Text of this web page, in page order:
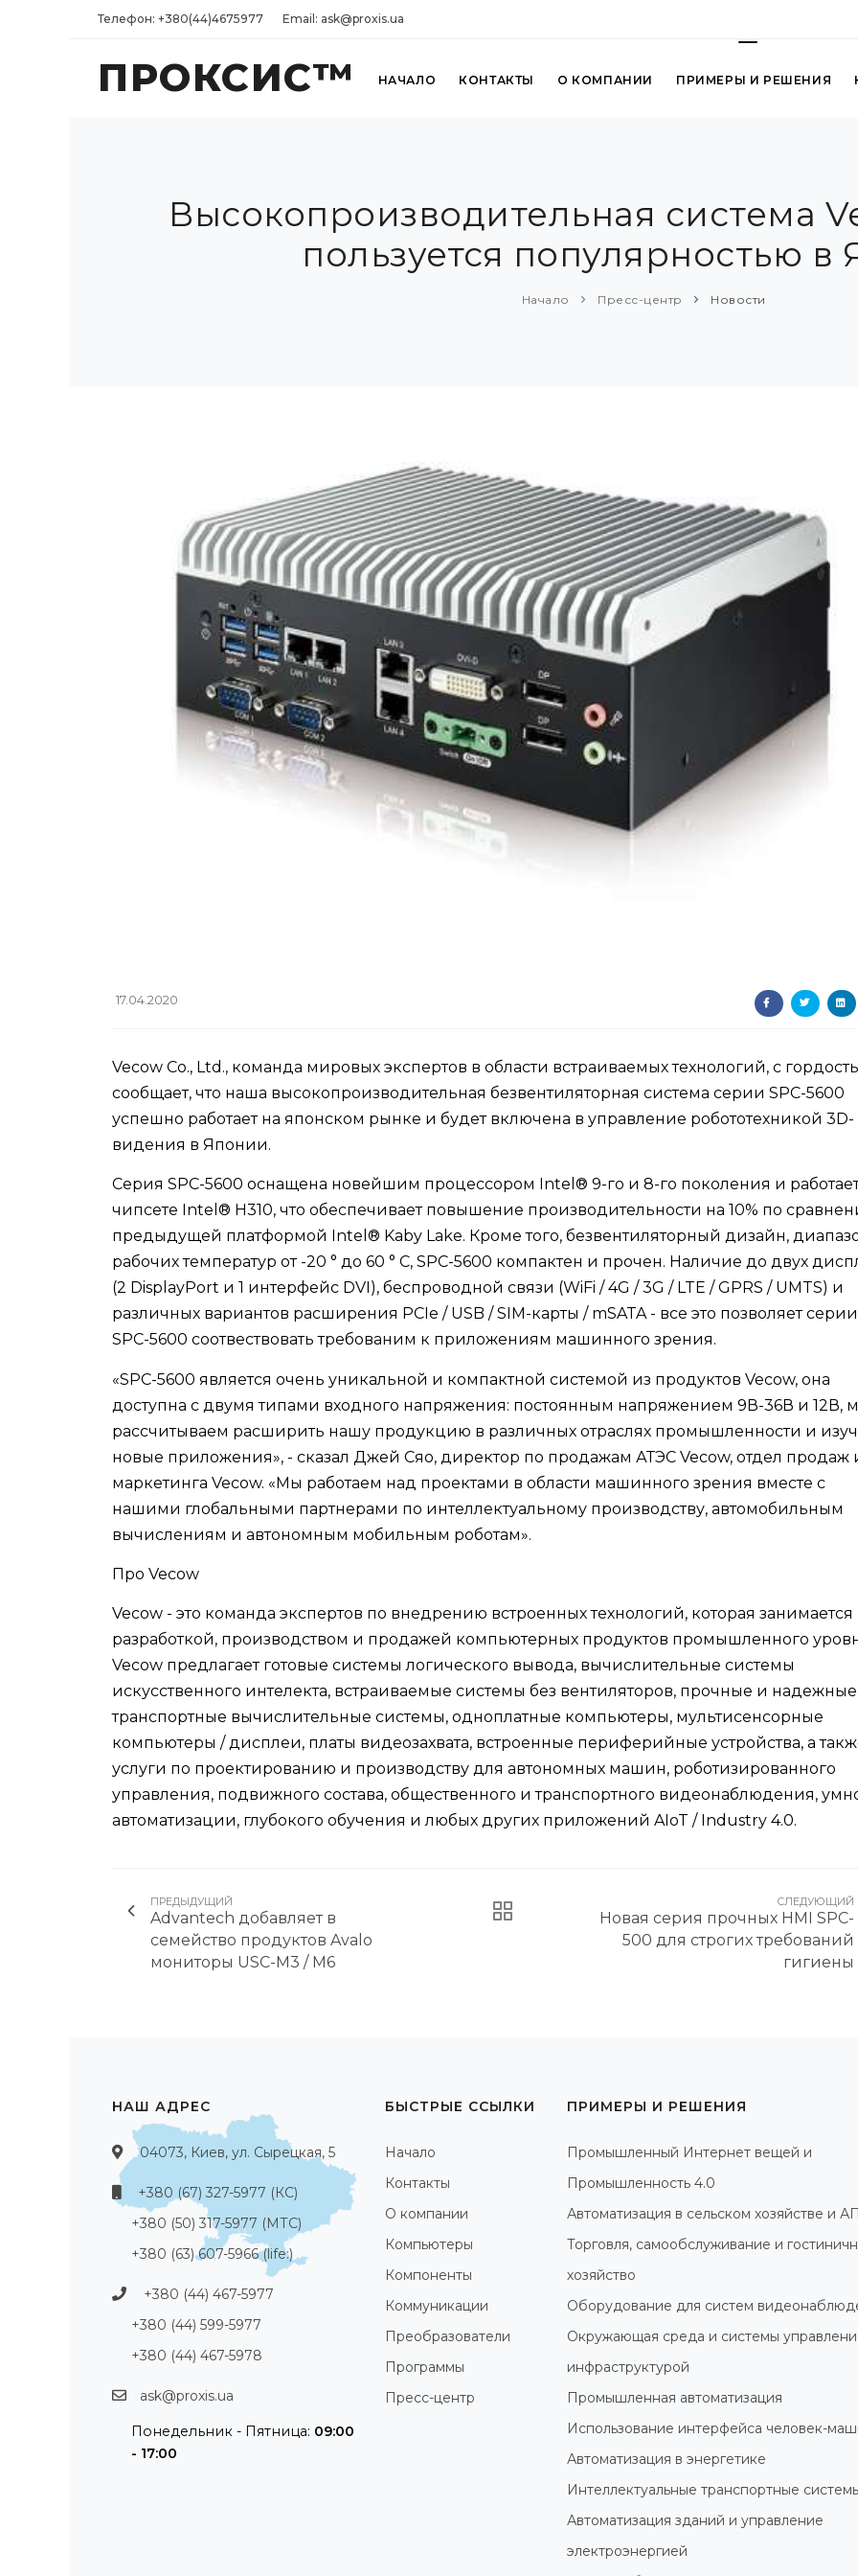
Телефон: +380(44)4675977 Email: ask@proxis.ua
ПРОКСИС™ НАЧАЛО КОНТАКТЫ О КОМПАНИИ ПРИМЕРЫ И РЕШЕНИЯ
Высокопроизводительная система
пользуется популярностью в
Начало Пресс-центр Новости
17.04.2020
Vecow Co., Ltd., команда мировых экспертов в области встраиваемых технологий, с
сообщает, что наша высокопроизводительная безвентиляторная система серии SPC-5600
успешно работает на японском рынке и будет включена в управление робототехникой 3D-
видения в Японии.
Серия SPC-5600 оснащена новейшим процессором Intel® 9-го и 8-го поколения и
чипсете Intel® H310, что обеспечивает повышение производительности на 10% по
предыдущей платформой Intel® Kaby Lake. Кроме того, безвентиляторный дизайн,
рабочих температур от -20 ° до 60 ° C, SPC-5600 компактен и прочен. Наличие до двух
(2 DisplayPort и 1 интерфейс DVI), беспроводной связи (WiFi / 4G / 3G / LTE / GPRS / UMTS) и
различных вариантов расширения PCIe / USB / SIM-карты / mSATA - все это позволяет серии
SPC-5600 соотвествовать требованим к приложениям машинного зрения.
«SPC-5600 является очень уникальной и компактной системой из продуктов Vecow, она
доступна с двумя типами входного напряжения: постоянным напряжением 9В-36В и 12В,
рассчитываем расширить нашу продукцию в различных отраслях промышленности и
новые приложения», - сказал Джей Сяо, директор по продажам АТЭС Vecow, отдел продаж
маркетинга Vecow. «Мы работаем над проектами в области машинного зрения вместе с
нашими глобальными партнерами по интеллектуальному производству, автомобильным
вычислениям и автономным мобильным роботам».
Про Vecow
Vecow - это команда экспертов по внедрению встроенных технологий, которая занимается
разработкой, производством и продажей компьютерных продуктов промышленного
Vecow предлагает готовые системы логического вывода, вычислительные системы
искусственного интелекта, встраиваемые системы без вентиляторов, прочные и надежные
транспортные вычислительные системы, одноплатные компьютеры, мультисенсорные
компьютеры / дисплеи, платы видеозахвата, встроенные периферийные устройства, а
услуги по проектированию и производству для автономных машин, роботизированного
управления, подвижного состава, общественного и транспортного видеонаблюдения,
автоматизации, глубокого обучения и любых других приложений AIoT / Industry 4.0.
ПРЕДЫДУЩИЙ
Advantech добавляет в
семейство продуктов Avalo
мониторы USC-M3 / M6
СЛЕДУЮЩИЙ
Новая серия прочных HMI SPC-
500 для строгих требований
гигиены
НАШ АДРЕС
04073, Киев, ул. Сырецкая, 5
+380 (67) 327-5977 (КС)
+380 (50) 317-5977 (МТС)
+380 (63) 607-5966 (life:)
+380 (44) 467-5977
+380 (44) 599-5977
+380 (44) 467-5978
ask@proxis.ua
Понедельник - Пятница: 09:00
- 17:00
БЫСТРЫЕ ССЫЛКИ
Начало
Контакты
О компании
Компьютеры
Компоненты
Коммуникации
Преобразователи
Программы
Пресс-центр
ПРИМЕРЫ И РЕШЕНИЯ
Промышленный Интернет вещей и
Промышленность 4.0
Автоматизация в сельском хозяйстве и
Торговля, самообслуживание и
хозяйство
Оборудование для систем
Окружающая среда и системы
инфраструктурой
Промышленная автоматизация
Использование интерфейса человек-
Автоматизация в энергетике
Интеллектуальные транспортные
Автоматизация зданий и управление
электроэнергией